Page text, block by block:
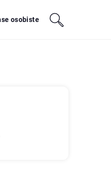
osobiste